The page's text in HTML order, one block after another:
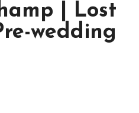
| Lost
wedding